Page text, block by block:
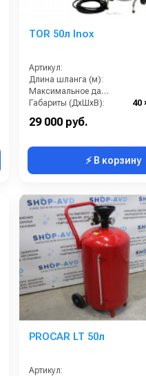
TOR 50л Inox
Артикул:
Длина шланга (м):
Максимальное давление (бар):
Габариты (ДхШхВ):
40
29 000 руб.
⚡ В корзину
PROCAR LT 50л
Артикул: